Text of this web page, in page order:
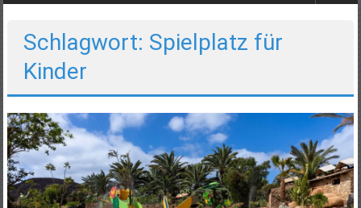
Kanarischen
Inseln
Schlagwort: Spielplatz für
Kinder